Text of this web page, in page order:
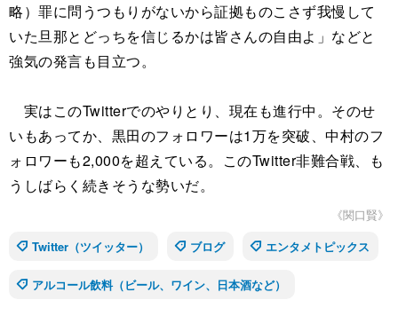
略）罪に問うつもりがないから証拠ものこさず我慢して
いた旦那とどっちを信じるかは皆さんの自由よ」などと
強気の発言も目立つ。
実はこのTwitterでのやりとり、現在も進行中。そのせ
いもあってか、黒田のフォロワーは1万を突破、中村のフ
ォロワーも2,000を超えている。このTwitter非難合戦、も
うしばらく続きそうな勢いだ。
《関口賢》
Twitter（ツイッター）
ブログ エンタメトピックス
アルコール飲料（ビール、ワイン、日本酒など）